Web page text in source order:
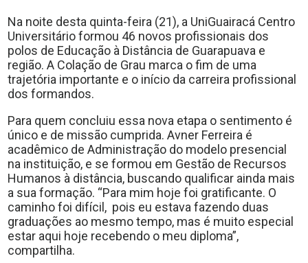
Na noite desta quinta-feira (21), a UniGuairacá Centro
Universitário formou 46 novos profissionais dos
polos de Educação à Distância de Guarapuava e
região. A Colação de Grau marca o fim de uma
trajetória importante e o início da carreira profissional
dos formandos.
Para quem concluiu essa nova etapa o sentimento é
único e de missão cumprida. Avner Ferreira é
acadêmico de Administração do modelo presencial
na instituição, e se formou em Gestão de Recursos
Humanos à distância, buscando qualificar ainda mais
a sua formação. “Para mim hoje foi gratificante. O
caminho foi difícil, pois eu estava fazendo duas
graduações ao mesmo tempo, mas é muito especial
estar aqui hoje recebendo o meu diploma”,
compartilha.